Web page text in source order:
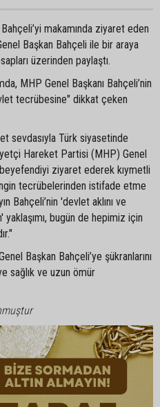
makamında ziyaret eden
Başkan Bahçeli ile bir araya
üzerinden paylaştı.
MHP Genel Başkanı Bahçeli’nin
tecrübesine" dikkat çeken
sevdasıyla Türk siyasetinde
Hareket Partisi (MHP) Genel
beyefendiyi ziyaret ederek kıymetli
tecrübelerinden istifade etme
Bahçeli’nin 'devlet aklını ve
bugün de hepimiz için
Başkan Bahçeli’ye şükranlarını
sağlık ve uzun ömür